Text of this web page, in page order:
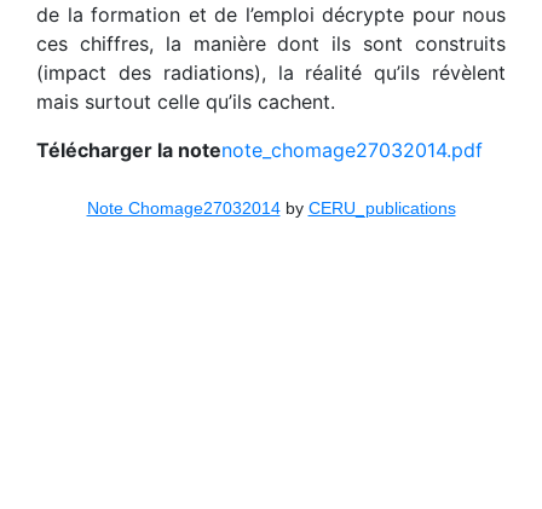
de la formation et de l’emploi décrypte pour nous
ces chiffres, la manière dont ils sont construits
(impact des radiations), la réalité qu’ils révèlent
mais surtout celle qu’ils cachent.
Télécharger la notenote_chomage27032014.pdf
Note Chomage27032014by CERU_publications